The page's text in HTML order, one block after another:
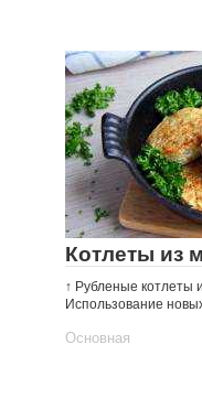
Котлеты из
↑ Рубленые котлеты
Использование
Основная